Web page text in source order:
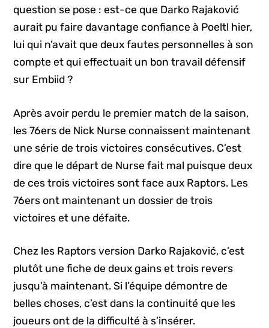
question se pose : est-ce que Darko Rajaković
aurait pu faire davantage confiance à Poeltl hier,
lui qui n’avait que deux fautes personnelles à son
compte et qui effectuait un bon travail défensif
sur Embiid ?
Après avoir perdu le premier match de la saison,
les 76ers de Nick Nurse connaissent maintenant
une série de trois victoires consécutives. C’est
dire que le départ de Nurse fait mal puisque deux
de ces trois victoires sont face aux Raptors. Les
76ers ont maintenant un dossier de trois
victoires et une défaite.
Chez les Raptors version Darko Rajaković, c’est
plutôt une fiche de deux gains et trois revers
jusqu’à maintenant. Si l’équipe démontre de
belles choses, c’est dans la continuité que les
joueurs ont de la difficulté à s’insérer.